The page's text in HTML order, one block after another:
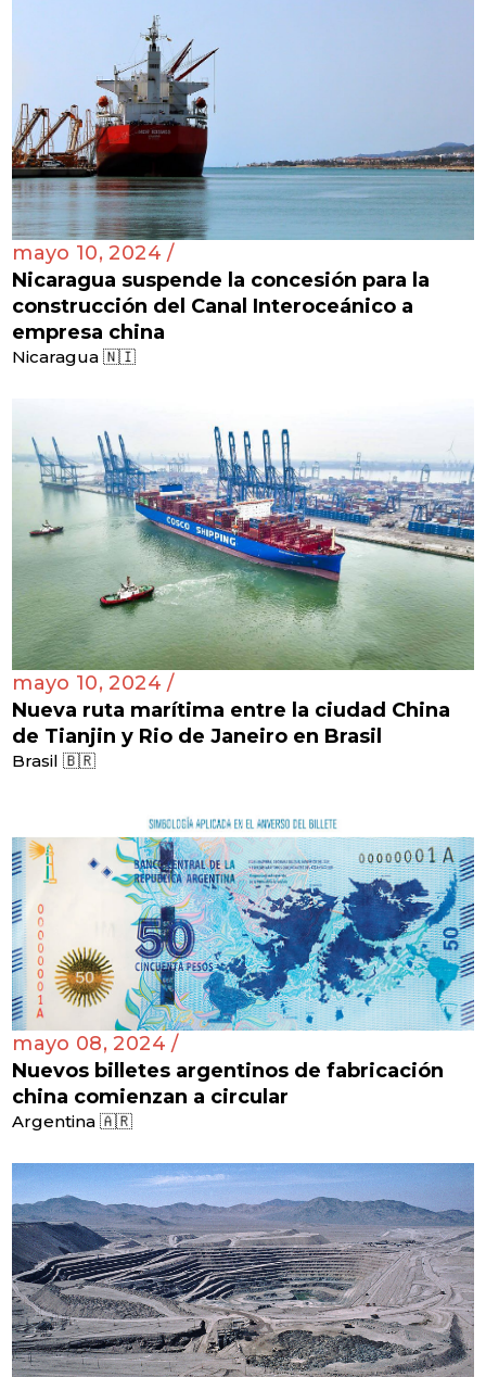
mayo 10, 2024 /
Nicaragua suspende la concesión para la
construcción del Canal Interoceánico a
empresa china
Nicaragua 🇳🇮
mayo 10, 2024 /
Nueva ruta marítima entre la ciudad China
de Tianjin y Rio de Janeiro en Brasil
Brasil 🇧🇷
mayo 08, 2024 /
Nuevos billetes argentinos de fabricación
china comienzan a circular
Argentina 🇦🇷